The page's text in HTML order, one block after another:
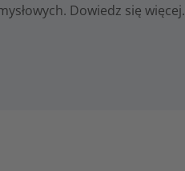
Dowiedz się więcej.